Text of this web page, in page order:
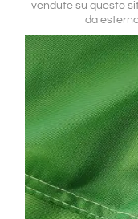
vendute su questo
da